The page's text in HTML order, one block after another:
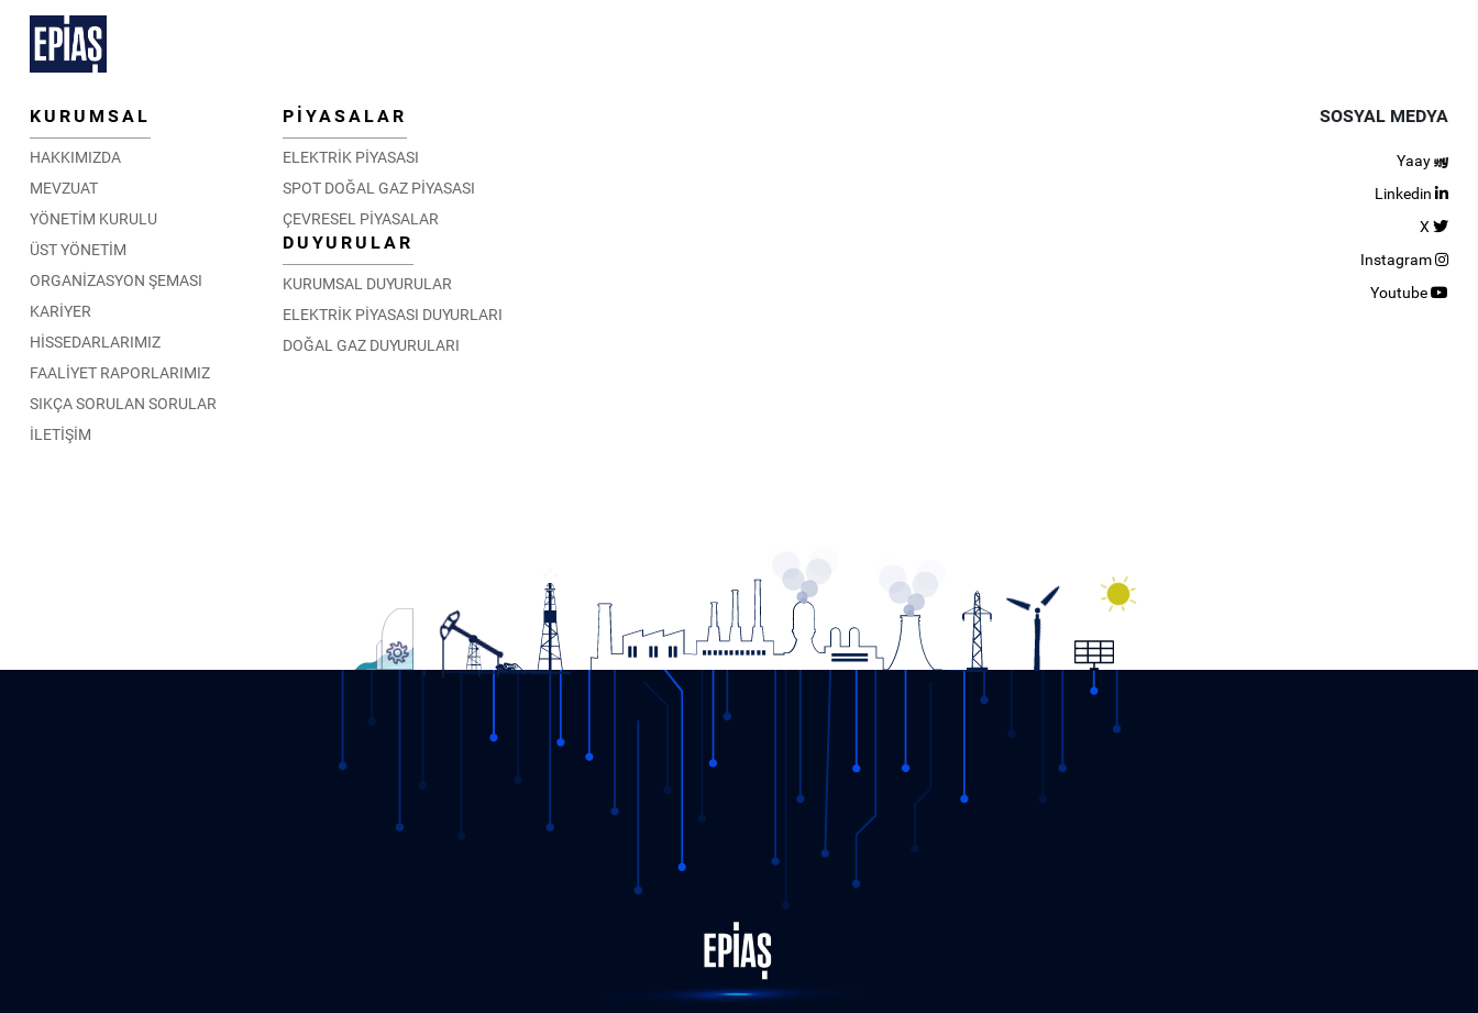
KURUMSAL
HAKKIMIZDA
MEVZUAT
YÖNETİM KURULU
ÜST YÖNETİM
ORGANİZASYON ŞEMASI
KARİYER
HİSSEDARLARIMIZ
FAALİYET RAPORLARIMIZ
SIKÇA SORULAN SORULAR
İLETİŞİM
PİYASALAR
ELEKTRİK PİYASASI
SPOT DOĞAL GAZ PİYASASI
ÇEVRESEL PİYASALAR
DUYURULAR
KURUMSAL DUYURULAR
ELEKTRİK PİYASASI DUYURLARI
DOĞAL GAZ DUYURULARI
SOSYAL MEDYA
Yaay
Linkedin
X
Instagram
Youtube